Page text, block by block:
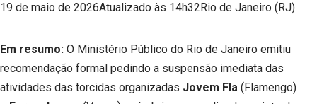
19 de maio de 2026Atualizado às 14h32Rio de Janeiro (RJ)
Em resumo: O Ministério Público do Rio de Janeiro emitiu
recomendação formal pedindo a suspensão imediata das
atividades das torcidas organizadas Jovem Fla (Flamengo)